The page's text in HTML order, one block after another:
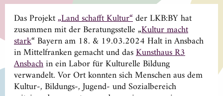
Das Projekt„Land schafft Kultur“der LKB:BY hat
zusammen mit der Beratungsstelle „Kultur macht
stark“ Bayern am 18. & 19.03.2024 Halt in Ansbach
in Mittelfranken gemacht und dasKunsthaus R3
Ansbachin ein Labor für Kulturelle Bildung
verwandelt. Vor Ort konnten sich Menschen aus dem
Kultur-, Bildungs-, Jugend- und Sozialbereich